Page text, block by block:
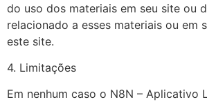
do uso dos materiais em seu site ou
relacionado a esses materiais ou em
este site.
4. Limitações
Em nenhum caso o N8N – Aplicativo